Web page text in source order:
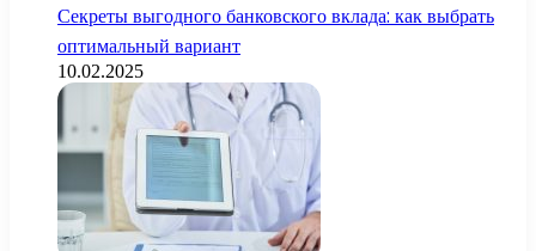
Секреты выгодного банковского вклада: как выбрать
оптимальный вариант
10.02.2025